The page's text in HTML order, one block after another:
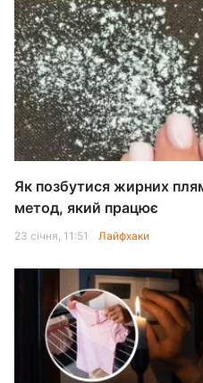
Як позбутися жирних
метод, який працює
23 січня, 11:51 Лайфхаки